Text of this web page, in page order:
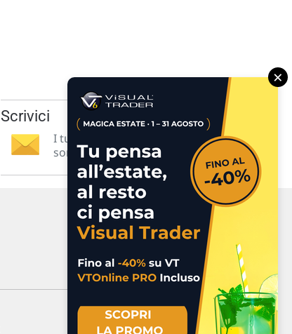
Scrivici
I tuoi suggerimenti per noi
sono preziosi e molto utili! »
×